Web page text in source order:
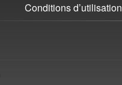
Conditions d’utilisation